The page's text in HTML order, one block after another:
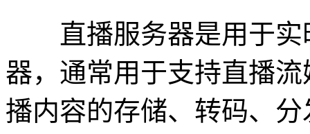
直播服务器是用于实
器，通常用于支持直播
播内容的存储、转码、